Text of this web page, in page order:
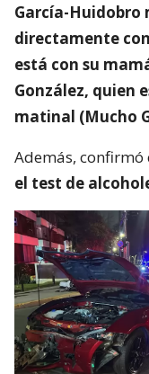
García-Huidobro
directamente
está con su
González, quien
matinal (Mucho
Además,
el test de